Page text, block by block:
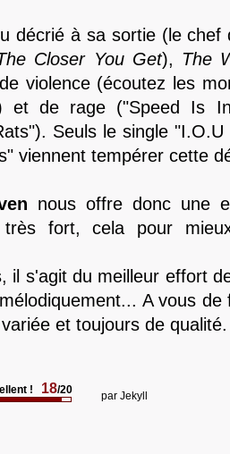
décrié à sa sortie (le
Closer You Get), The
violence (écoutez les
et de rage ("Speed Is
Seuls le single
viennent tempérer cette
nous offre donc une
très fort, cela pour
il s'agit du meilleur effort
A vous
et toujours de qualité.
! 18/20 par Jekyll